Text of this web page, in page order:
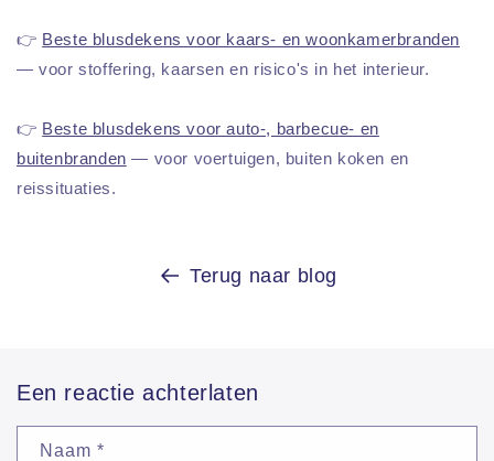
👉 Beste blusdekens voor kaars- en woonkamerbranden
— voor stoffering, kaarsen en risico's in het interieur.
👉 Beste blusdekens voor auto-, barbecue- en
buitenbranden — voor voertuigen, buiten koken en
reissituaties.
Terug naar blog
Een reactie achterlaten
Naam *